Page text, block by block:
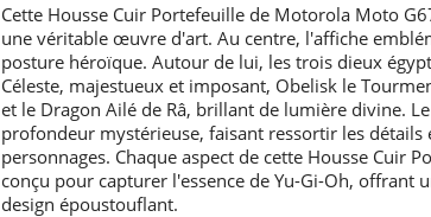
Cette Housse Cuir Portefeuille de Motorola Moto
une véritable œuvre d'art. Au centre, l'affiche
posture héroïque. Autour de lui, les trois dieux
Céleste, majestueux et imposant, Obelisk le
et le Dragon Ailé de Râ, brillant de lumière divine.
profondeur mystérieuse, faisant ressortir les détails
personnages. Chaque aspect de cette Housse Cuir
conçu pour capturer l'essence de Yu-Gi-Oh, offrant
design époustouflant.